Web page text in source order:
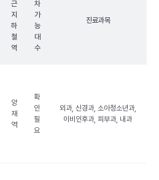
근
지
하
철
역
차
가
능
대
수
진료과목
양
재
역
확
인
필
요
외과, 신경과, 소아청소년과,
이비인후과, 피부과, 내과